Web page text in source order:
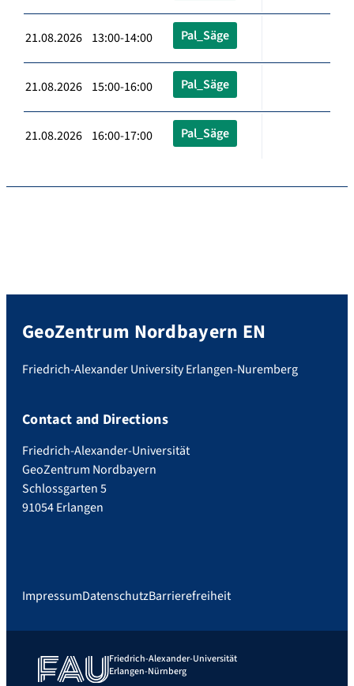
21.08.2026 13:00-14:00 Pal_Säge
21.08.2026 15:00-16:00 Pal_Säge
21.08.2026 16:00-17:00 Pal_Säge
GeoZentrum Nordbayern EN
Friedrich-Alexander University Erlangen-Nuremberg
Contact and Directions
Friedrich-Alexander-Universität
GeoZentrum Nordbayern
Schlossgarten 5
91054 Erlangen
ImpressumDatenschutzBarrierefreiheit
Friedrich-Alexander-Universität
Erlangen-Nürnberg